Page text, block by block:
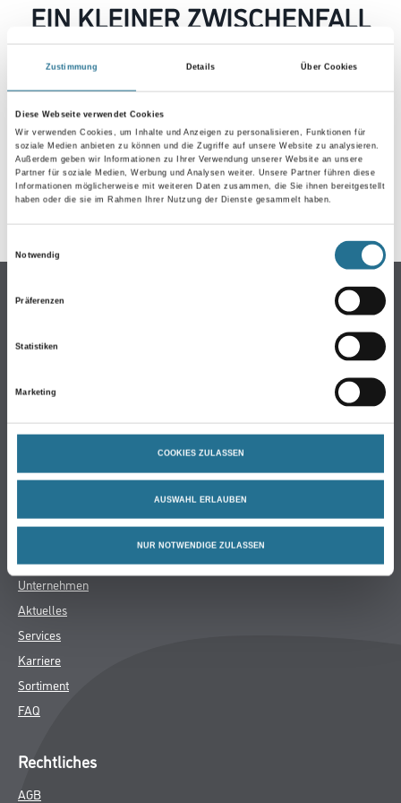
Zustimmung Details Über Cookies
Diese Webseite verwendet Cookies
Wir verwenden Cookies, um Inhalte und Anzeigen zu personalisieren, Funktionen für
soziale Medien anbieten zu können und die Zugriffe auf unsere Website zu analysieren.
Außerdem geben wir Informationen zu Ihrer Verwendung unserer Website an unsere
Partner für soziale Medien, Werbung und Analysen weiter. Unsere Partner führen diese
Informationen möglicherweise mit weiteren Daten zusammen, die Sie ihnen bereitgestellt
haben oder die sie im Rahmen Ihrer Nutzung der Dienste gesammelt haben.
Notwendig
Präferenzen
Statistiken
Marketing
COOKIES ZULASSEN
AUSWAHL ERLAUBEN
NUR NOTWENDIGE ZULASSEN
EIN KLEINER ZWISCHENFALL
IST AUFGETRETEN
Keine Sorge, wir pinseln schon an der Lösung und
werden das Problem so schnell wie möglich beheben.
Erkunden Sie in der Zwischenzeit unseren Online-Shop
und lassen Sie sich inspirieren.
ZURÜCK ZUM ONLINE-SHOP
Online-Shop
WDV-Systeme
Putze- und Spachtelmassen
Bodenbeläge
Werkzeug & Maschinen
Späth Knoll GmbH
Unternehmen
Aktuelles
Services
Karriere
Sortiment
FAQ
Rechtliches
AGB